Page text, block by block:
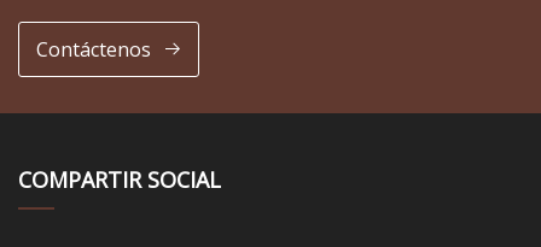
Contáctenos
COMPARTIR SOCIAL